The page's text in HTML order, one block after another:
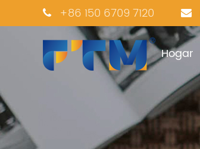
+86 150 6709 7120
Hogar